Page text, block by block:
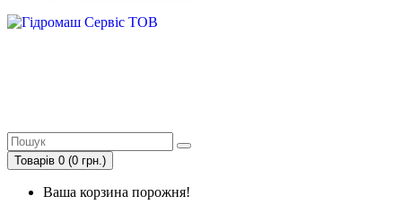
Товарів 0 (0 грн.)
Ваша корзина порожня!